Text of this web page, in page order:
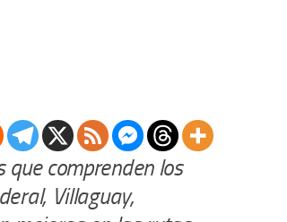
comprenden los
Villaguay,